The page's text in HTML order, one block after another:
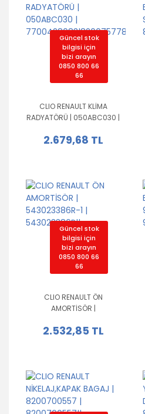
Güncel stok
bilgisi için
bizi arayın
0850 800 66
66
CLIO RENAULT KLİMA
RADYATÖRÜ | 050ABC030 |
2.679,68 TL
Güncel stok
bilgisi için
bizi arayın
0850 800 66
66
CLIO RENAULT ÖN
AMORTİSÖR |
543023386R||
2.532,85 TL